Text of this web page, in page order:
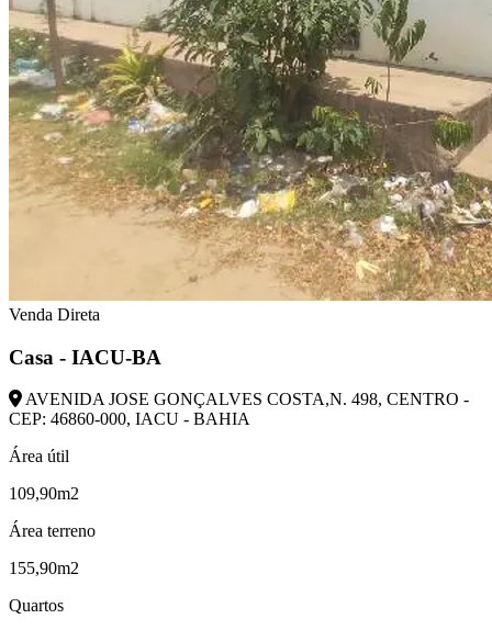
Venda Direta
Casa - IACU-BA
AVENIDA JOSE GONÇALVES COSTA,N. 498, CENTRO -
CEP: 46860-000, IACU - BAHIA
Área útil
109,90m2
Área terreno
155,90m2
Quartos